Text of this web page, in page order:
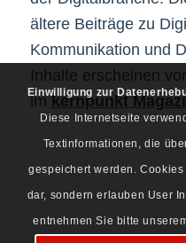
ältere Beiträge zu
Kommunikation und
Inhalte erscheinen
imkernpunkt
Einwilligung zur
Diese Internetseite
Textinformationen, die
gespeichert werden.
dar, sondern erlauben User
entnehmen Sie bitte